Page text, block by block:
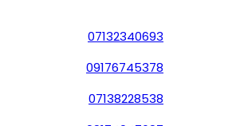
07132340693
09176745378
07138228538